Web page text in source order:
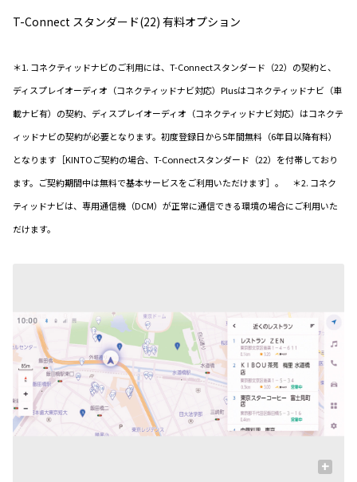
T-Connect スタンダード(22) 有料オプション
＊1. コネクティッドナビのご利用には、T-Connectスタンダード（22）の契約と、
ディスプレイオーディオ（コネクティッドナビ対応）Plusはコネクティッドナビ（車
載ナビ有）の契約、ディスプレイオーディオ（コネクティッドナビ対応）はコネクテ
ィッドナビの契約が必要となります。初度登録日から5年間無料（6年目以降有料）
となります［KINTOご契約の場合、T-Connectスタンダード（22）を付帯しており
ます。ご契約期間中は無料で基本サービスをご利用いただけます］。 ＊2. コネク
ティッドナビは、専用通信機（DCM）が正常に通信できる環境の場合にご利用いた
だけます。
+